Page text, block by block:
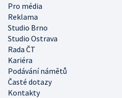
Pro média
Reklama
Studio Brno
Studio Ostrava
Rada ČT
Kariéra
Podávání námětů
Časté dotazy
Kontakty